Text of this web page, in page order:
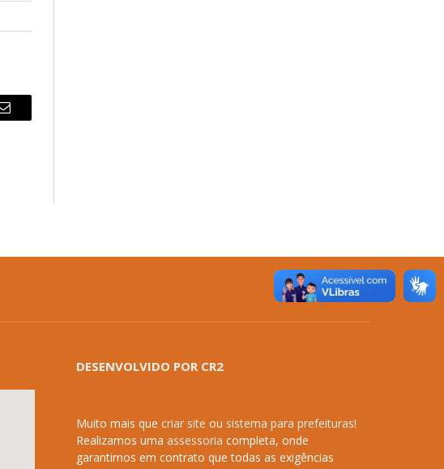
E-
DESENVOLVIDO POR CR2
Muito mais que criar site ou sistema para prefeituras!
Realizamos uma assessoria completa, onde
garantimos em contrato que todas as exigências